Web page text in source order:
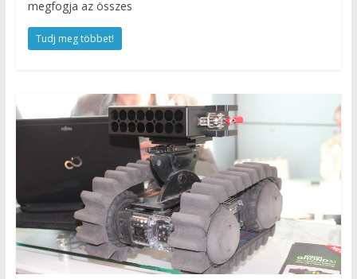
megfogja az összes
Tudj meg többet!